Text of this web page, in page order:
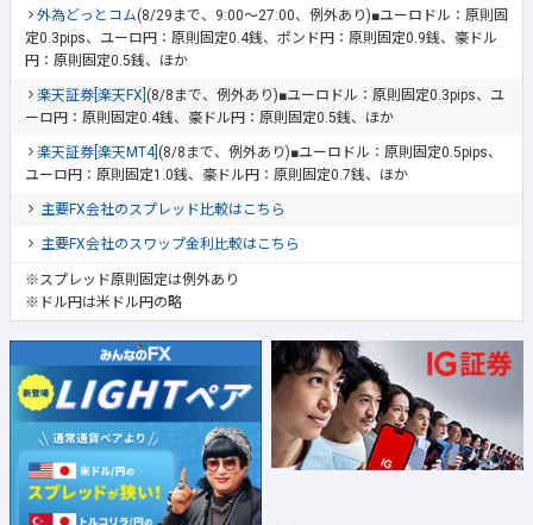
外為どっとコム(8/29まで、9:00～27:00、例外あり)■ユーロドル：原則固
定0.3pips、ユーロ円：原則固定0.4銭、ポンド円：原則固定0.9銭、豪ドル
円：原則固定0.5銭、ほか
楽天証券[楽天FX] (8/8まで、例外あり)■ユーロドル：原則固定0.3pips、ユ
ーロ円：原則固定0.4銭、豪ドル円：原則固定0.5銭、ほか
楽天証券[楽天MT4] (8/8まで、例外あり)■ユーロドル：原則固定0.5pips、
ユーロ円：原則固定1.0銭、豪ドル円：原則固定0.7銭、ほか
主要FX会社のスプレッド比較はこちら
主要FX会社のスワップ金利比較はこちら
※スプレッド原則固定は例外あり
※ドル円は米ドル円の略